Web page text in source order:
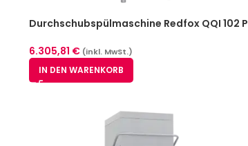
Durchschubspülmaschine Redfox QQI 102 P
6.305,81 € (inkl. MwSt.)
IN DEN WARENKORB